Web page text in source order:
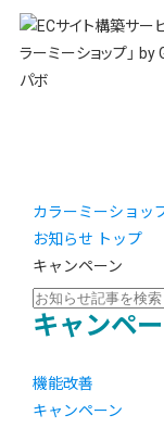
カラーミーショッ
お知らせ トップ
キャンペーン
キャンペ
機能改善
キャンペーン